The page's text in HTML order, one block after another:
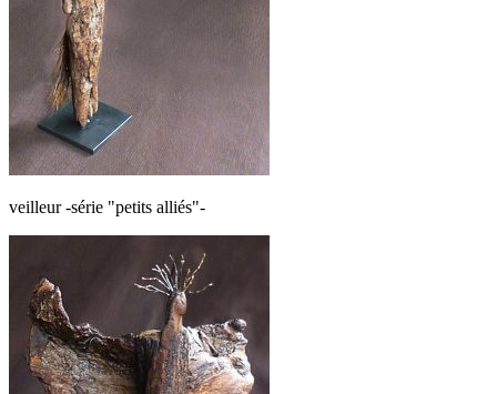
veilleur -série "petits alliés"-